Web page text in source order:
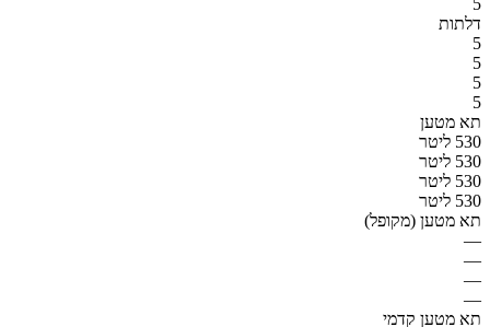
דלתות
5
5
5
5
תא מטען
530 ליטר
530 ליטר
530 ליטר
530 ליטר
תא מטען (מקופל)
—
—
—
—
תא מטען קדמי